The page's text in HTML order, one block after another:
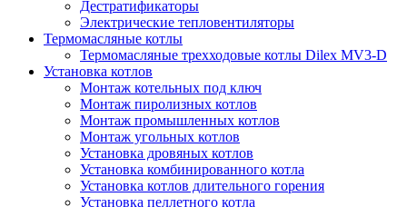
Дестратификаторы
Электрические тепловентиляторы
Термомасляные котлы
Термомасляные трехходовые котлы Dilex MV3-D
Установка котлов
Монтаж котельных под ключ
Монтаж пиролизных котлов
Монтаж промышленных котлов
Монтаж угольных котлов
Установка дровяных котлов
Установка комбинированного котла
Установка котлов длительного горения
Установка пеллетного котла